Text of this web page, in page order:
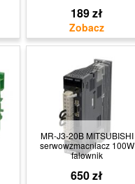
189 zł
MR-J3-20B MITSUBISHI
serwowzmacniacz 100W
falownik
650 zł